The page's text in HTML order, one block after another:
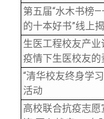
第五届“水木书榜
的十本好书”线上
生医工程校友产
疫情下生医校友的
“清华校友终身学
活动
高校联合抗疫志愿